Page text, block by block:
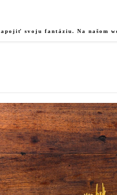
svoju fantáziu. Na našom